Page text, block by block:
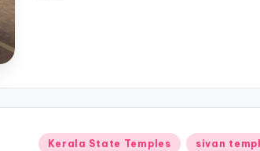
Posted
Kerala State Temples sivan